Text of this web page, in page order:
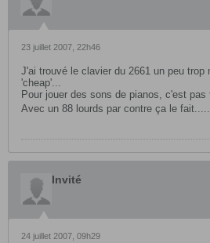
23 juillet 2007, 22h46
J'ai trouvé le clavier du 2661 un peu trop
'cheap'...
Pour jouer des sons de pianos, c'est pas
Avec un 88 lourds par contre ça le fait.....
Invité
24 juillet 2007, 09h29